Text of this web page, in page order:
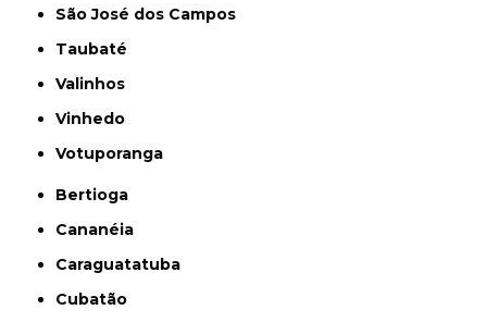
São José dos Campos
Taubaté
Valinhos
Vinhedo
Votuporanga
Bertioga
Cananéia
Caraguatatuba
Cubatão